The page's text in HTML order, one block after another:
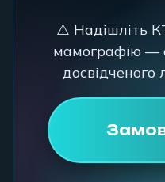
⚠️ Надішліть
мамографію —
досвідченого